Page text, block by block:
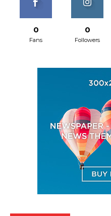
0
Fans
0
Followers